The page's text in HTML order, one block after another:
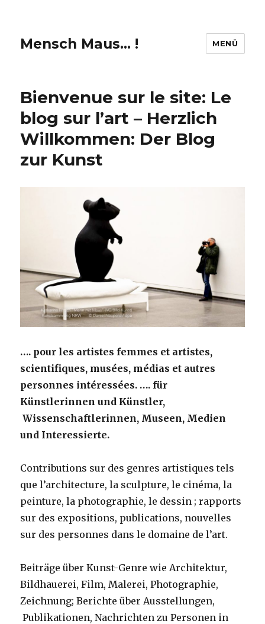
Mensch Maus… ! MENÜ
Bienvenue sur le site: Le
blog sur l’art – Herzlich
Willkommen: Der Blog
zur Kunst
…. pour les artistes femmes et artistes,
scientifiques, musées, médias et autres
personnes intéressées. …. für
Künstlerinnen und Künstler,
Wissenschaftlerinnen, Museen, Medien
und Interessierte.
Contributions sur des genres artistiques tels
que l’architecture, la sculpture, le cinéma, la
peinture, la photographie, le dessin ; rapports
sur des expositions, publications, nouvelles
sur des personnes dans le domaine de l’art.
Beiträge über Kunst-Genre wie Architektur,
Bildhauerei, Film, Malerei, Photographie,
Zeichnung; Berichte über Ausstellungen,
Publikationen, Nachrichten zu Personen in